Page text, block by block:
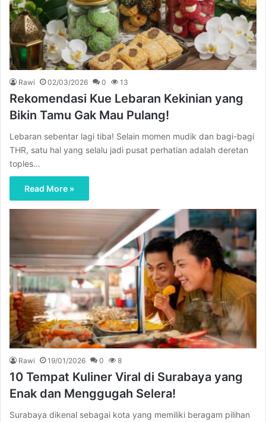
Rawi 02/03/2026 0 13
Rekomendasi Kue Lebaran Kekinian yang
Bikin Tamu Gak Mau Pulang!
Lebaran sebentar lagi tiba! Selain momen mudik dan bagi-bagi
THR, satu hal yang selalu jadi pusat perhatian adalah deretan
toples…
Read More »
Rawi 19/01/2026 0 8
10 Tempat Kuliner Viral di Surabaya yang
Enak dan Menggugah Selera!
Surabaya dikenal sebagai kota yang memiliki beragam pilihan